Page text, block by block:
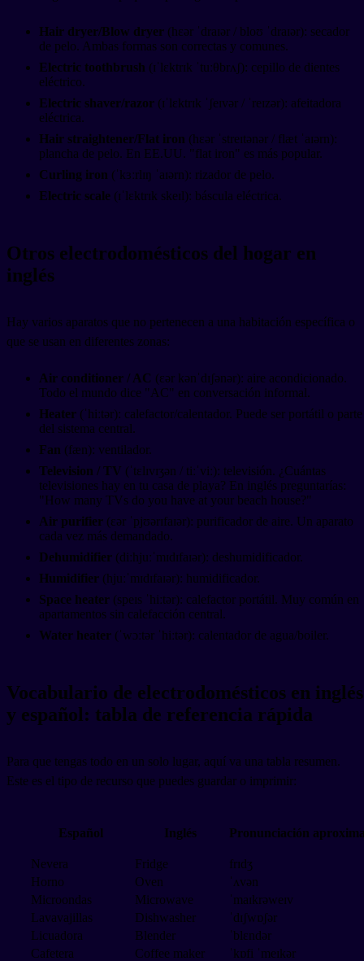
Hair dryer/Blow dryer (hɛər ˈdraɪər / bloʊ ˈdraɪər): secador
de pelo. Ambas formas son correctas y comunes.
Electric toothbrush (ɪˈlɛktrɪk ˈtuːθbrʌʃ): cepillo de dientes
eléctrico.
Electric shaver/razor (ɪˈlɛktrɪk ˈʃeɪvər / ˈreɪzər): afeitadora
eléctrica.
Hair straightener/Flat iron (hɛər ˈstreɪtənər / flæt ˈaɪərn):
plancha de pelo. En EE.UU. "flat iron" es más popular.
Curling iron (ˈkɜːrlɪŋ ˈaɪərn): rizador de pelo.
Electric scale (ɪˈlɛktrɪk skeɪl): báscula eléctrica.
Otros electrodomésticos del hogar en
inglés
Hay varios aparatos que no pertenecen a una habitación específica o
que se usan en diferentes zonas:
Air conditioner / AC (ɛər kənˈdɪʃənər): aire acondicionado.
Todo el mundo dice "AC" en conversación informal.
Heater (ˈhiːtər): calefactor/calentador. Puede ser portátil o parte
del sistema central.
Fan (fæn): ventilador.
Television / TV (ˈtɛlɪvɪʒən / tiːˈviː): televisión. ¿Cuántas
televisiones hay en tu casa de playa? En inglés preguntarías:
"How many TVs do you have at your beach house?"
Air purifier (ɛər ˈpjʊərɪfaɪər): purificador de aire. Un aparato
cada vez más demandado.
Dehumidifier (diːhjuːˈmɪdɪfaɪər): deshumidificador.
Humidifier (hjuːˈmɪdɪfaɪər): humidificador.
Space heater (speɪs ˈhiːtər): calefactor portátil. Muy común en
apartamentos sin calefacción central.
Water heater (ˈwɔːtər ˈhiːtər): calentador de agua/boiler.
Vocabulario de electrodomésticos en inglés
y español: tabla de referencia rápida
Para que tengas todo en un solo lugar, aquí va una tabla resumen.
Este es el tipo de recurso que puedes guardar o imprimir:
Español Inglés Pronunciación
Nevera Fridge
frɪdʒ
Horno
Oven
ˈʌvən
Microondas
Microwave
ˈmaɪkrəweɪv
Lavavajillas
Dishwasher
ˈdɪʃwɒʃər
Licuadora
Blender
ˈblɛndər
Cafetera
Coffee maker
ˈkɒfi ˈmeɪkər